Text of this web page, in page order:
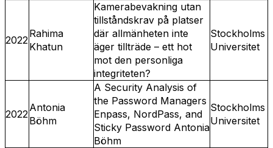
2022
Rahima
Khatun
Kamerabevakning utan
tillståndskrav på platser
där allmänheten inte
äger tillträde – ett hot
mot den personliga
integriteten?
Stockholms
Universitet
2022
Antonia
Böhm
A Security Analysis of
the Password Managers
Enpass, NordPass, and
Sticky Password Antonia
Böhm
Stockholms
Universitet